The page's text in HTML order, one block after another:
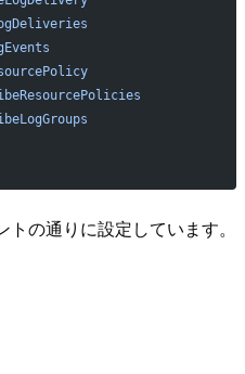
の通りに設定しています。